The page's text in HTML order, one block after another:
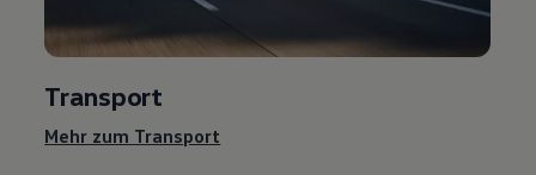
Transport
Mehr zum Transport